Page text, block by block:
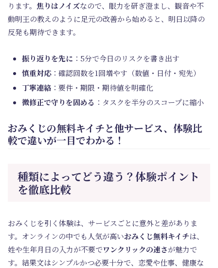
ります。 焦りはノイズなので、眼力を研ぎ澄まし、観音や不
動明王の教えのように足元の改善から始めると、明日以降の
反発も期待できます。
振り返りを先に ：5分で今日のリスクを書き出す
慎重対応：確認回数を1回増やす（数値・日付・宛先）
丁寧連絡 ：要件・期限・期待値を明確化
微修正で守りを固める ：タスクを半分のスコープに縮小
おみくじの無料キイチと他サービス、体験比
較で違いが一目でわかる！
種類によってどう違う？体験ポイント
を徹底比較
おみくじを引く体験は、サービスごとに意外と差がありま
す。オンラインの中でも人気が高いおみくじ無料キイチは、
姓や生年月日の入力が不要でワンクリックの速さが魅力で
す。結果文はシンプルかつ必要十分で、恋愛や仕事、健康な